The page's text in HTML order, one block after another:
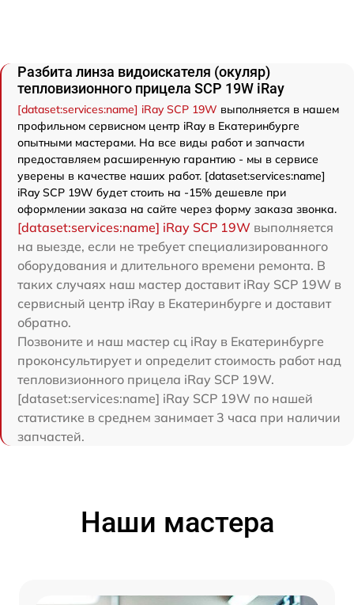
Разбита линза видоискателя (окуляр)
тепловизионного прицела SCP 19W iRay
[dataset:services:name] iRay SCP 19W выполняется в нашем
профильном сервисном центр iRay в Екатеринбурге
опытными мастерами. На все виды работ и запчасти
предоставляем расширенную гарантию - мы в сервисе
уверены в качестве наших работ. [dataset:services:name]
iRay SCP 19W будет стоить на -15% дешевле при
оформлении заказа на сайте через форму заказа звонка.
[dataset:services:name] iRay SCP 19W выполняется
на выезде, если не требует специализированного
оборудования и длительного времени ремонта. В
таких случаях наш мастер доставит iRay SCP 19W в
сервисный центр iRay в Екатеринбурге и доставит
обратно.
Позвоните и наш мастер сц iRay в Екатеринбурге
проконсультирует и определит стоимость работ над
тепловизионного прицела iRay SCP 19W.
[dataset:services:name] iRay SCP 19W по нашей
статистике в среднем занимает 3 часа при наличии
запчастей.
Наши мастера